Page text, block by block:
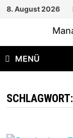
Zum
8. August 2026
MENÜ
SCHLAGWORT: